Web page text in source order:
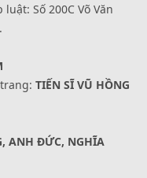
Số 200C Võ Văn
TIẾN SĨ VŨ HỒNG
ANH ĐỨC, NGHĨA